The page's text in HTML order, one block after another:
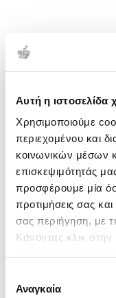
Αυτή η ιστοσελίδα
Χρησιμοποιούμε
περιεχομένου και
κοινωνικών μέσων
επισκεψιμότητάς
προσφέρουμε μία
προτιμήσεις σας
σας περιήγηση, με
Κάνοντας κλικ στην
ενδιαφέρουν και
συγκατάθεσης
Αναγκαία